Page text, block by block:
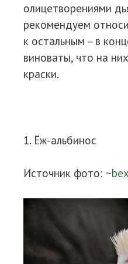
олицетворениями
рекомендуем
к остальным – в
виноваты, что на
краски.
1. Ёж-альбинос
Источник фото: